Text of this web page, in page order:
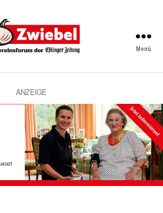
Vereinsforum
Eßlinger
Zeitung
Menü
ANZEIGE